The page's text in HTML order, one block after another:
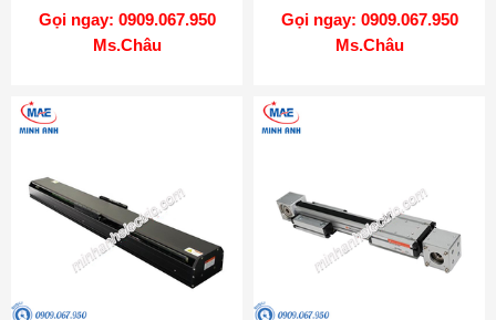
Gọi ngay: 0909.067.950
Ms.Châu
Gọi ngay: 0909.067.950
Ms.Châu